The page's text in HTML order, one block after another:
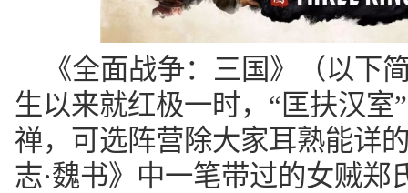
《全面战争：三国》（以下
生以来就红极一时，“匡扶汉
禅，可选阵营除大家耳熟能详
志·魏书》中一笔带过的女贼